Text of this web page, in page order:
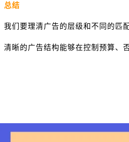
总结
我们要理清广告的层级和不同的匹
清晰的广告结构能够在控制预算、